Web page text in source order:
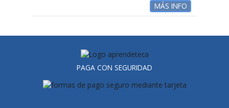
MÁS INFO
PAGA CON SEGURIDAD